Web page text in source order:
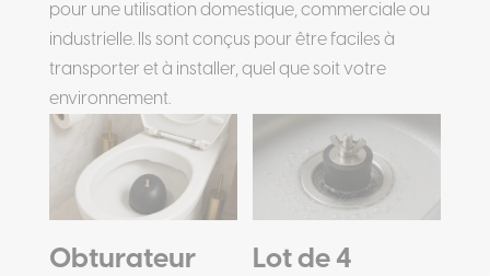
pour une utilisation domestique, commerciale ou
industrielle. Ils sont conçus pour être faciles à
transporter et à installer, quel que soit votre
environnement.
Obturateur
Lot de 4